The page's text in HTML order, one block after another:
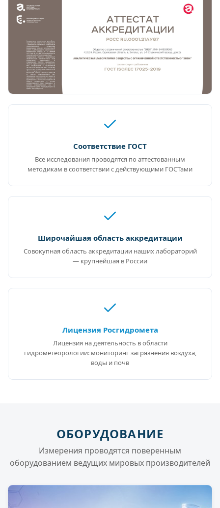
Соответствие ГОСТ
Все исследования проводятся по аттестованным
методикам в соответствии с действующими ГОСТами
Широчайшая область аккредитации
Совокупная область аккредитации наших лабораторий
— крупнейшая в России
Лицензия Росгидромета
Лицензия на деятельность в области
гидрометеорологии: мониторинг загрязнения воздуха,
воды и почв
ОБОРУДОВАНИЕ
Измерения проводятся поверенным
оборудованием ведущих мировых производителей